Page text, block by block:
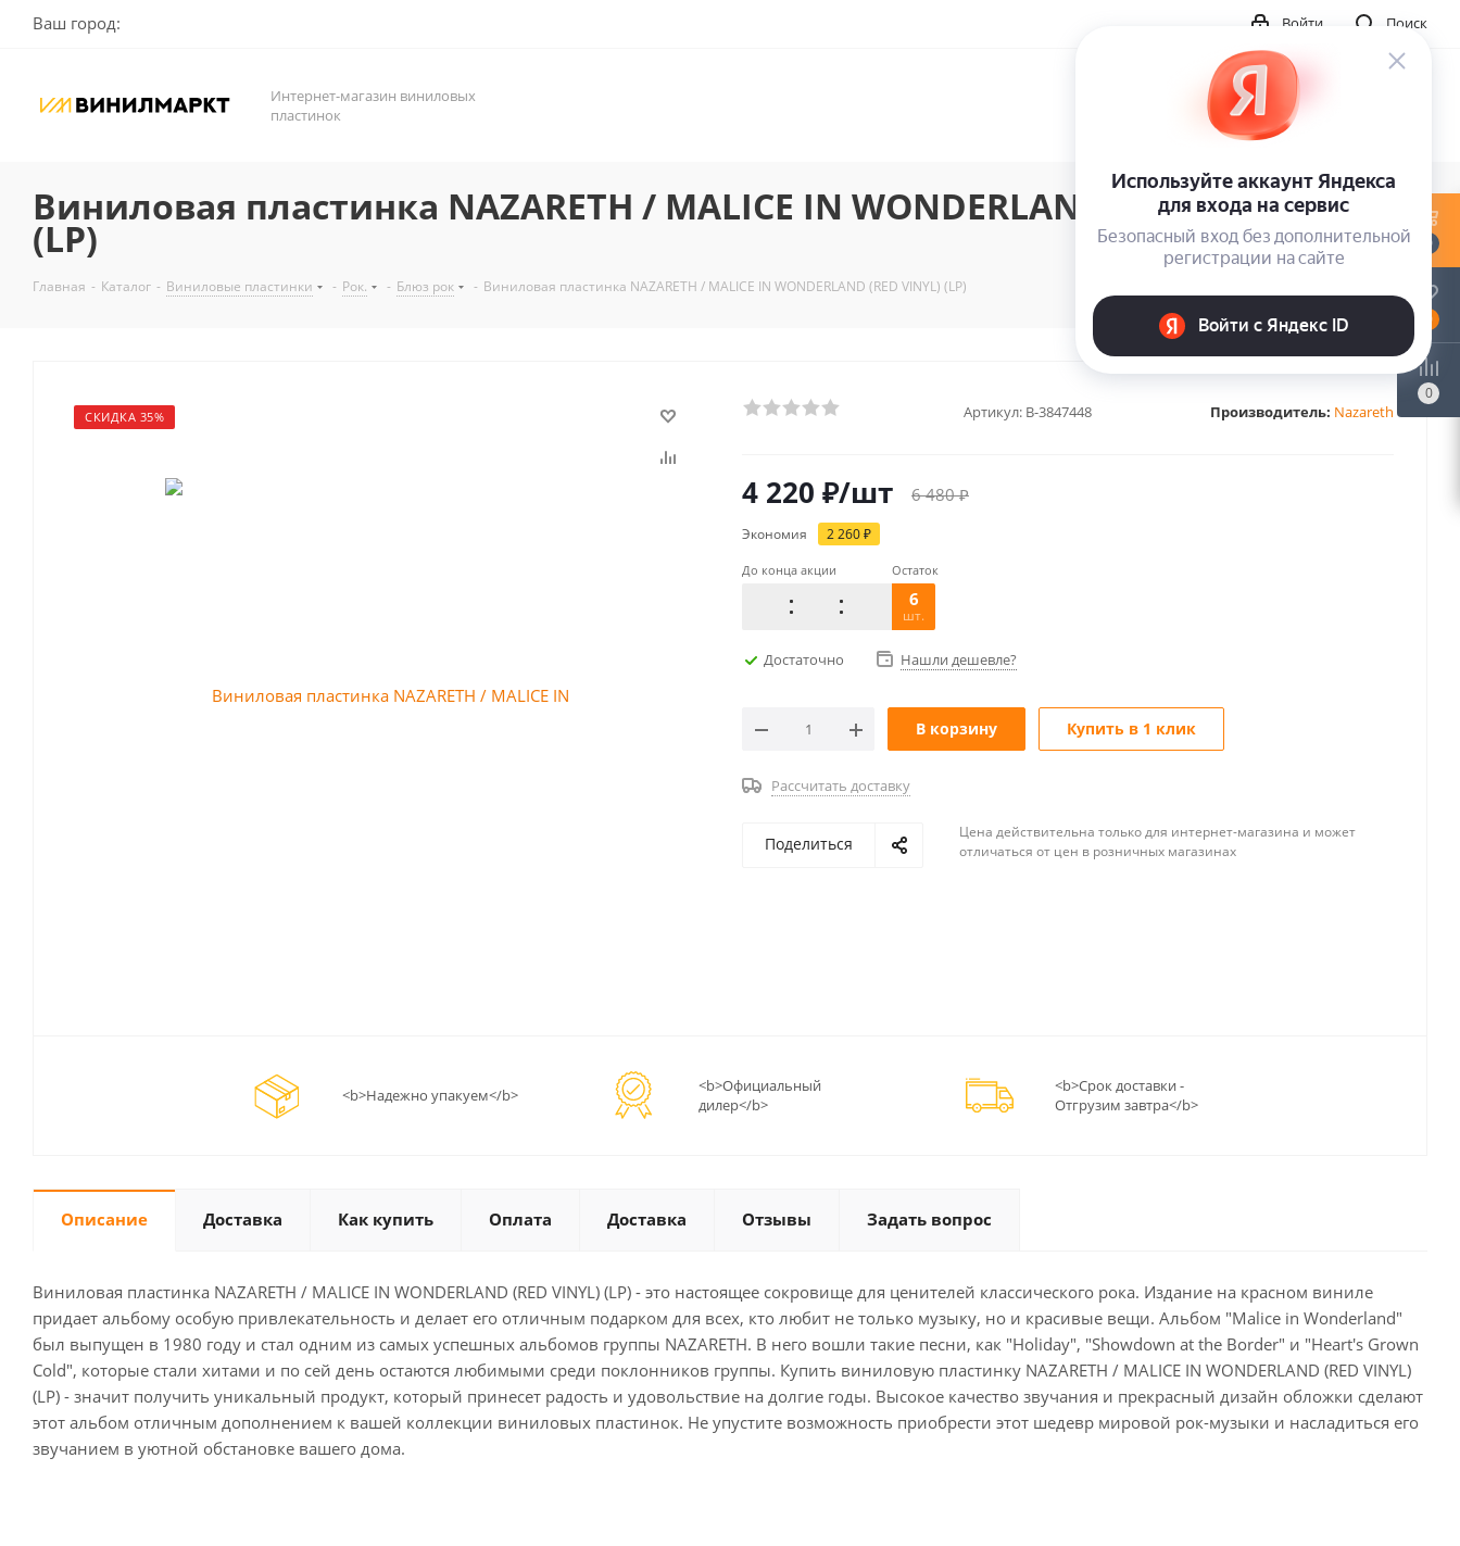
Ваш город: Поиск
Войти
Интернет-магазин виниловых
пластинок
Виниловая пластинка NAZARETH / MALICE IN WONDERLAND (RED VINYL)
(LP)
Главная - Каталог - Виниловые пластинки - Рок. - Блюз рок - Виниловая пластинка NAZARETH / MALICE IN WONDERLAND (RED VINYL) (LP)
СКИДКА 35% Артикул: B-3847448 Производитель: Nazareth
4 220 ₽/шт 6 480₽
Экономия 2 260₽
До конца акции Остаток
6
шт.
Достаточно Нашли дешевле?
В корзину Купить в 1 клик
Рассчитать доставку
Поделиться
Цена действительна только для интернет-магазина и может
отличаться от цен в розничных магазинах
<b>Надежно упакуем</b>
<b>Официальный
дилер</b>
<b>Срок доставки -
Отгрузим завтра</b>
Описание Доставка Как купить Оплата Доставка Отзывы Задать вопрос
Виниловая пластинка NAZARETH / MALICE IN WONDERLAND (RED VINYL) (LP) - это настоящее сокровище для ценителей классического рока. Издание на красном виниле
придает альбому особую привлекательность и делает его отличным подарком для всех, кто любит не только музыку, но и красивые вещи. Альбом "Malice in Wonderland"
был выпущен в 1980 году и стал одним из самых успешных альбомов группы NAZARETH. В него вошли такие песни, как "Holiday", "Showdown at the Border" и "Heart's Grown
Cold", которые стали хитами и по сей день остаются любимыми среди поклонников группы. Купить виниловую пластинку NAZARETH / MALICE IN WONDERLAND (RED VINYL)
(LP) - значит получить уникальный продукт, который принесет радость и удовольствие на долгие годы. Высокое качество звучания и прекрасный дизайн обложки сделают
этот альбом отличным дополнением к вашей коллекции виниловых пластинок. Не упустите возможность приобрести этот шедевр мировой рок-музыки и насладиться его
звучанием в уютной обстановке вашего дома.
0
0
0